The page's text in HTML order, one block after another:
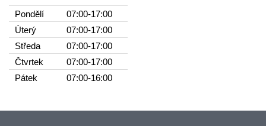
Pondělí
07:00-17:00
Úterý
07:00-17:00
Středa
07:00-17:00
Čtvrtek
07:00-17:00
Pátek
07:00-16:00